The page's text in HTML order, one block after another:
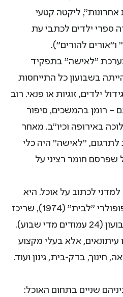
ליקטה קטעי
ספרי ילדים לכתבי עת
ו"אורים להורים").
למערכת "לאישה" בתפקיד
בשבועון כל התייחסות
ילדים, זוגיות או פנאי. רוב
– רומן בהמשכים, סיפור
באירופה וכיו"ב. מאחר
"לאישה" היה כלי
חומר רציני על
ה-70 החלה למדני לכתוב על אוכל. היא
יזמה והפיקה את המוסף הפופולרי "לבית" (1974), שריכז
את מדורי ההדרכה של השבועון (24 עמודים מדי שבוע).
עיתונאים, אלא בעלי מקצוע
חינוך, בדק-בית, גינון ועוד.
שניים בתחום האוכל: